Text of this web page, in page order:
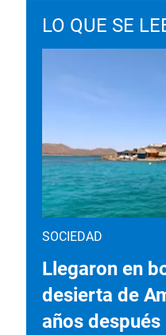
LO QUE SE
SOCIEDAD
Llegaron en
desierta de
años